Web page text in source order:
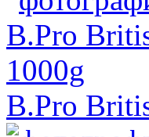
B.Pro